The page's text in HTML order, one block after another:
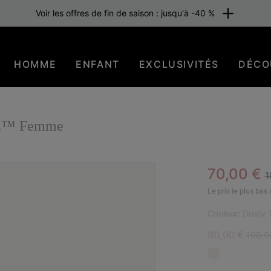
Voir les offres de fin de saison : jusqu'à -40 %
HOMME ENFANT EXCLUSIVITÉS
Femme
Sale
70,00 €
Le prix le plus bas